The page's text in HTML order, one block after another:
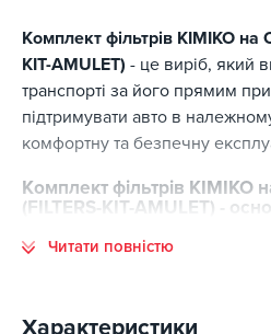
Комплект фільтрів KIMIKO на
KIT-AMULET) - це виріб, який
транспорті за його прямим
підтримувати авто в
комфортну та безпечну
Комплект фільтрів KIMIKO
(FILTERS-KIT-AMULET) -
Основні переваги цієї позиції:
високий ресурс експлуатації;
Читати повністю
Характеристики